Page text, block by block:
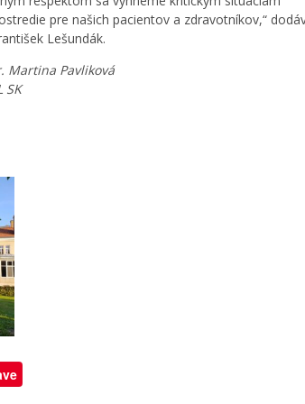
pre našich pacientov a zdravotníkov,“
Lešundák.
Martina Pavliková
SK